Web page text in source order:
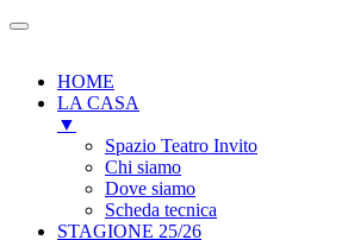
HOME
LA CASA
▼
Spazio Teatro Invito
Chi siamo
Dove siamo
Scheda tecnica
STAGIONE 25/26